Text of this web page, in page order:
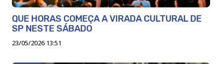
QUE HORAS COMEÇA A VIRADA CULTURAL DE
SP NESTE SÁBADO
23/05/2026 13:51